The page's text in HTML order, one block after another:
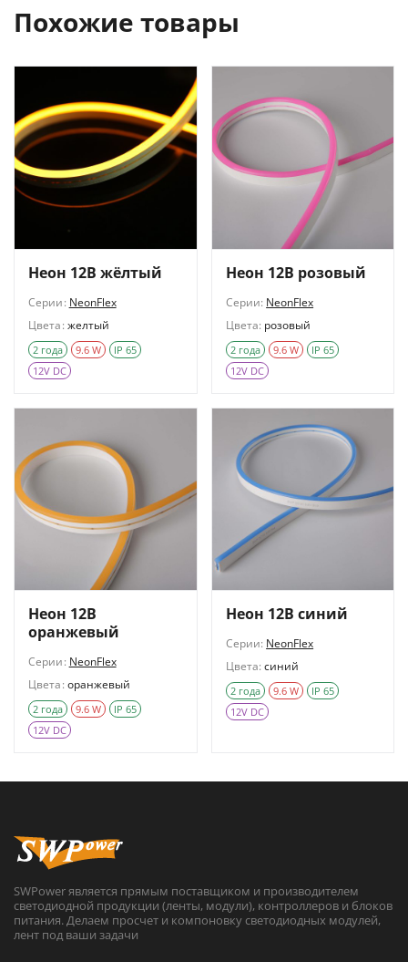
Похожие товары
Неон 12В жёлтый
Серии: NeonFlex
Цвета: желтый
2 года 9.6 W
IP 65
12V DC
Неон 12В розовый
Серии: NeonFlex
Цвета: розовый
2 года 9.6 W
IP 65
12V DC
Неон 12В
оранжевый
Серии: NeonFlex
Цвета: оранжевый
2 года 9.6 W
IP 65
12V DC
Неон 12В синий
Серии: NeonFlex
Цвета: синий
2 года 9.6 W
IP 65
12V DC
SWPower является прямым поставщиком и производителем
светодиодной продукции (ленты, модули), контроллеров и блоков
питания. Делаем просчет и компоновку светодиодных модулей,
лент под ваши задачи